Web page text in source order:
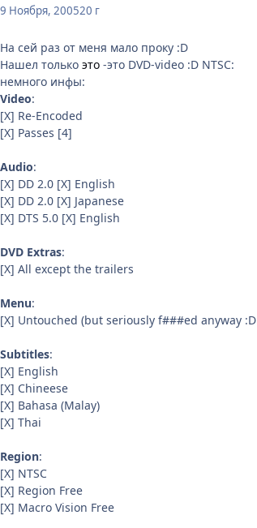
9 Ноября, 200520 г
На сей раз от меня мало проку :D
Нашел только это -это DVD-video :D NTSC:
немного инфы:
Video:
[X] Re-Encoded
[X] Passes [4]
Audio:
[X] DD 2.0 [X] English
[X] DD 2.0 [X] Japanese
[X] DTS 5.0 [X] English
DVD Extras:
[X] All except the trailers
Menu:
[X] Untouched (but seriously f###ed anyway :D
Subtitles:
[X] English
[X] Chineese
[X] Bahasa (Malay)
[X] Thai
Region:
[X] NTSC
[X] Region Free
[X] Macro Vision Free